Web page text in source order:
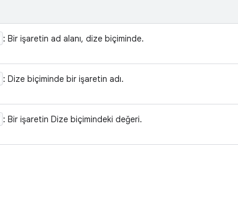
: Bir işaretin ad alanı, dize biçiminde.
: Dize biçiminde bir işaretin adı.
: Bir işaretin Dize biçimindeki değeri.